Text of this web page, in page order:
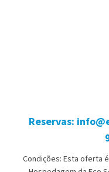
Reservas:
Condições: Esta oferta